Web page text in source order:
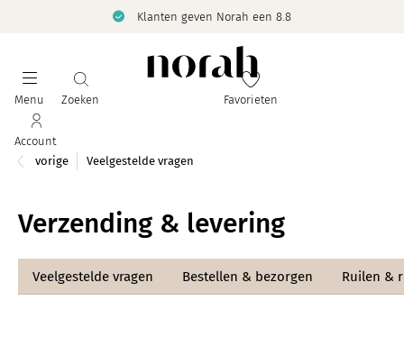
Klanten geven Norah een 8.8
Menu Zoeken Favorieten
Account
vorige
Veelgestelde vragen
Verzending & levering
Veelgestelde vragen Bestellen & bezorgen Ruilen &